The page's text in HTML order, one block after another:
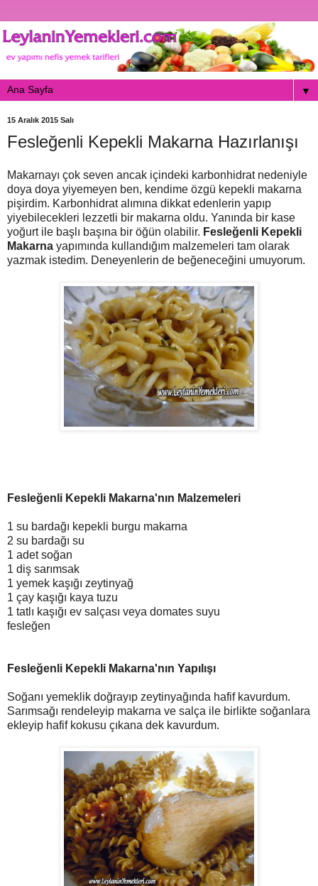
▼
15 Aralık 2015 Salı
Fesleğenli Kepekli Makarna Hazırlanışı
Makarnayı çok seven ancak içindeki karbonhidrat nedeniyle
doya doya yiyemeyen ben, kendime özgü kepekli makarna
pişirdim. Karbonhidrat alımına dikkat edenlerin yapıp
yiyebilecekleri lezzetli bir makarna oldu. Yanında bir kase
yoğurt ile başlı başına bir öğün olabilir. Fesleğenli Kepekli
Makarna yapımında kullandığım malzemeleri tam olarak
yazmak istedim. Deneyenlerin de beğeneceğini umuyorum.
Fesleğenli Kepekli Makarna'nın Malzemeleri
1 su bardağı kepekli burgu makarna
2 su bardağı su
1 adet soğan
1 diş sarımsak
1 yemek kaşığı zeytinyağ
1 çay kaşığı kaya tuzu
1 tatlı kaşığı ev salçası veya domates suyu
fesleğen
Fesleğenli Kepekli Makarna'nın Yapılışı
Soğanı yemeklik doğrayıp zeytinyağında hafif kavurdum.
Sarımsağı rendeleyip makarna ve salça ile birlikte soğanlara
ekleyip hafif kokusu çıkana dek kavurdum.